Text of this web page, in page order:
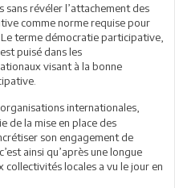
sans révéler l’attachement des
comme norme requise pour
terme démocratie participative,
puisé dans les
visant à la bonne
internationales,
de la mise en place des
son engagement de
ainsi qu’après une longue
locales a vu le jour en